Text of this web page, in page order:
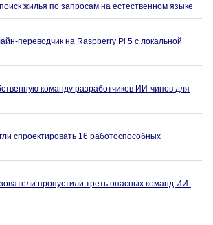
жилья по запросам на естественном языке
переводчик на Raspberry Pi 5 с локальной
команду разработчиков ИИ-чипов для
спроектировать 16 работоспособных
пропустили треть опасных команд ИИ-